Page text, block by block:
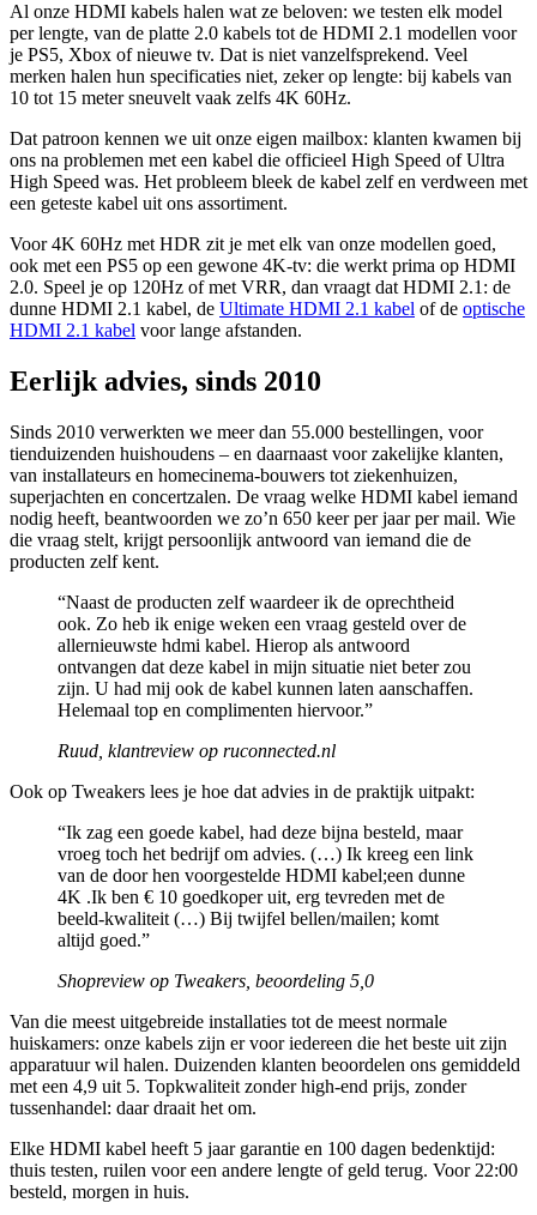
Al onze HDMI kabels halen wat ze beloven: we testen elk model
per lengte, van de platte 2.0 kabels tot de HDMI 2.1 modellen voor
je PS5, Xbox of nieuwe tv. Dat is niet vanzelfsprekend. Veel
merken halen hun specificaties niet, zeker op lengte: bij kabels van
10 tot 15 meter sneuvelt vaak zelfs 4K 60Hz.
Dat patroon kennen we uit onze eigen mailbox: klanten kwamen bij
ons na problemen met een kabel die officieel High Speed of Ultra
High Speed was. Het probleem bleek de kabel zelf en verdween met
een geteste kabel uit ons assortiment.
Voor 4K 60Hz met HDR zit je met elk van onze modellen goed,
ook met een PS5 op een gewone 4K-tv: die werkt prima op HDMI
2.0. Speel je op 120Hz of met VRR, dan vraagt dat HDMI 2.1: de
dunne HDMI 2.1 kabel, de Ultimate HDMI 2.1 kabel of de optische
HDMI 2.1 kabel voor lange afstanden.
Eerlijk advies, sinds 2010
Sinds 2010 verwerkten we meer dan 55.000 bestellingen, voor
tienduizenden huishoudens – en daarnaast voor zakelijke klanten,
van installateurs en homecinema-bouwers tot ziekenhuizen,
superjachten en concertzalen. De vraag welke HDMI kabel iemand
nodig heeft, beantwoorden we zo’n 650 keer per jaar per mail. Wie
die vraag stelt, krijgt persoonlijk antwoord van iemand die de
producten zelf kent.
“Naast de producten zelf waardeer ik de oprechtheid
ook. Zo heb ik enige weken een vraag gesteld over de
allernieuwste hdmi kabel. Hierop als antwoord
ontvangen dat deze kabel in mijn situatie niet beter zou
zijn. U had mij ook de kabel kunnen laten aanschaffen.
Helemaal top en complimenten hiervoor.”
Ruud, klantreview op ruconnected.nl
Ook op Tweakers lees je hoe dat advies in de praktijk uitpakt:
“Ik zag een goede kabel, had deze bijna besteld, maar
vroeg toch het bedrijf om advies. (…) Ik kreeg een link
van de door hen voorgestelde HDMI kabel;een dunne
4K .Ik ben € 10 goedkoper uit, erg tevreden met de
beeld-kwaliteit (…) Bij twijfel bellen/mailen; komt
altijd goed.”
Shopreview op Tweakers, beoordeling 5,0
Van die meest uitgebreide installaties tot de meest normale
huiskamers: onze kabels zijn er voor iedereen die het beste uit zijn
apparatuur wil halen. Duizenden klanten beoordelen ons gemiddeld
met een 4,9 uit 5. Topkwaliteit zonder high-end prijs, zonder
tussenhandel: daar draait het om.
Elke HDMI kabel heeft 5 jaar garantie en 100 dagen bedenktijd:
thuis testen, ruilen voor een andere lengte of geld terug. Voor 22:00
besteld, morgen in huis.